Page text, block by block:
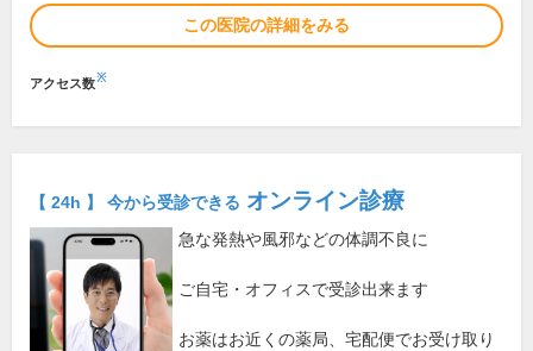
この医院の詳細をみる
アクセス数※
【 24h 】 今から受診できる オンライン診療
急な発熱や風邪などの体調不良に
ご自宅・オフィスで受診出来ます
お薬はお近くの薬局、宅配便でお受け取り